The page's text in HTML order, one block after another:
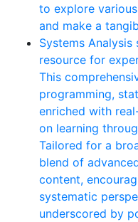
to explore
and make a
Systems
resource for
This
programming,
enriched with
on learning
Tailored for a
blend of
content,
systematic
underscored by